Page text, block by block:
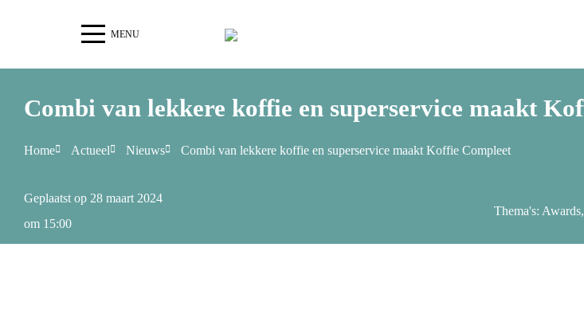
MENU
Combi van lekkere koffie en superservice maakt
Home Actueel Nieuws Combi van lekkere koffie en superservice maakt Koffie Compleet
Geplaatst op 28 maart 2024
om 15:00
Thema's: Awards,